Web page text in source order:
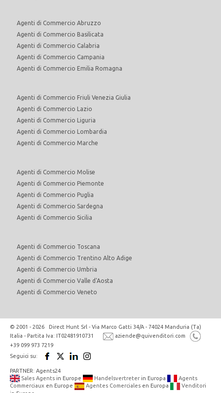
Agenti di Commercio Abruzzo
Agenti di Commercio Basilicata
Agenti di Commercio Calabria
Agenti di Commercio Campania
Agenti di Commercio Emilia Romagna
Agenti di Commercio Friuli Venezia Giulia
Agenti di Commercio Lazio
Agenti di Commercio Liguria
Agenti di Commercio Lombardia
Agenti di Commercio Marche
Agenti di Commercio Molise
Agenti di Commercio Piemonte
Agenti di Commercio Puglia
Agenti di Commercio Sardegna
Agenti di Commercio Sicilia
Agenti di Commercio Toscana
Agenti di Commercio Trentino Alto Adige
Agenti di Commercio Umbria
Agenti di Commercio Valle d'Aosta
Agenti di Commercio Veneto
© 2001 - 2026 Direct Hunt Srl - Via Marco Gatti 34/A - 74024 Manduria (Ta)
Italia - Partita Iva: IT02481910731
aziende@quivenditori.com
+39 099 973 7219
Seguici su:
PARTNER: Agents24
Sales Agents in Europe Handelsvertreter in Europa
Agents
Commerciaux en Europe Agentes Comerciales en Europa
Venditori